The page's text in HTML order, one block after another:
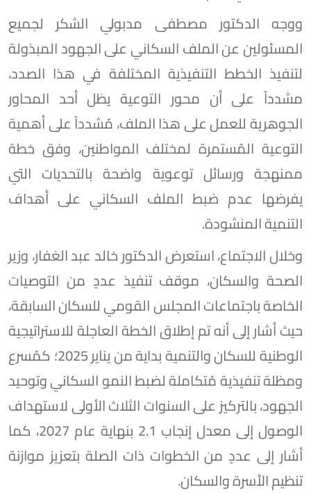
ووجه الدكتور مصطفى مدبولي الشكر لجميع
المسئولين عن الملف السكاني على الجهود المبذولة
لتنفيذ الخطط التنفيذية المختلفة في هذا الصدد،
مشدداً على أن محور التوعية يظل أحد المحاور
الجوهرية للعمل على هذا الملف، مُشدداً على أهمية
التوعية المُستمرة لمختلف المواطنين، وفق خطة
ممنهجة ورسائل توعوية واضحة بالتحديات التي
يفرضها عدم ضبط الملف السكاني على أهداف
التنمية المنشودة.
وخلال الاجتماع، استعرض الدكتور خالد عبد الغفار، وزير
الصحة والسكان، موقف تنفيذ عددٍ من التوصيات
الخاصة باجتماعات المجلس القومي للسكان السابقة،
حيث أشار إلى أنه تم إطلاق الخطة العاجلة للاستراتيجية
الوطنية للسكان والتنمية بداية من يناير 2025؛ كمُسرع
ومظلة تنفيذية مُتكاملة لضبط النمو السكاني وتوحيد
الجهود، بالتركيز على السنوات الثلاث الأولى لاستهداف
الوصول إلى معدل إنجاب 2.1 بنهاية عام 2027، كما
أشار إلى عددٍ من الخطوات ذات الصلة بتعزيز موازنة
تنظيم الأسرة والسكان.